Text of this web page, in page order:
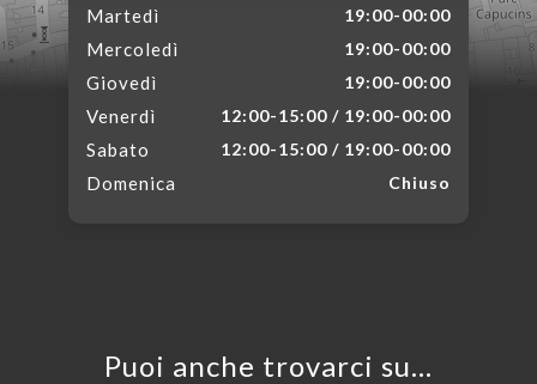
Martedì 19:00-00:00
Mercoledì 19:00-00:00
Giovedì 19:00-00:00
Venerdì 12:00-15:00 / 19:00-00:00
Sabato 12:00-15:00 / 19:00-00:00
Domenica Chiuso
Puoi anche trovarci su…